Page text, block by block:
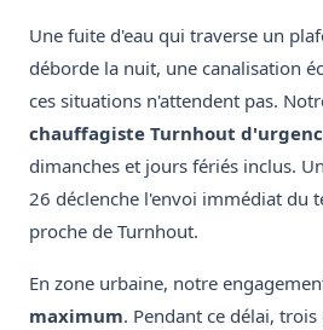
Une fuite d'eau qui traverse un
déborde la nuit, une canalisation
ces situations n'attendent pas.
chauffagiste Turnhout
dimanches et jours fériés inclus.
26 déclenche l'envoi immédiat du
proche de Turnhout.
En zone urbaine, notre
maximum. Pendant ce délai,